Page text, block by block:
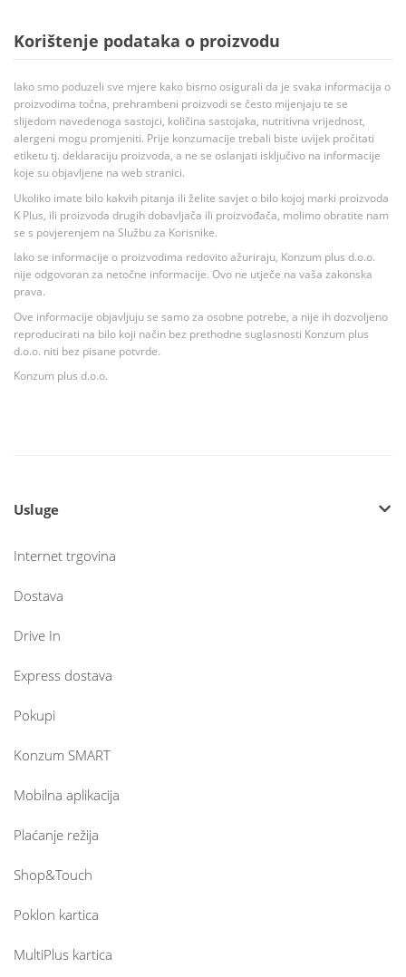
Korištenje podataka o proizvodu
Iako smo poduzeli sve mjere kako bismo osigurali da je svaka informacija o
proizvodima točna, prehrambeni proizvodi se često mijenjaju te se
slijedom navedenoga sastojci, količina sastojaka, nutritivna vrijednost,
alergeni mogu promjeniti. Prije konzumacije trebali biste uvijek pročitati
etiketu tj. deklaraciju proizvoda, a ne se oslanjati isključivo na informacije
koje su objavljene na web stranici.
Ukoliko imate bilo kakvih pitanja ili želite savjet o bilo kojoj marki proizvoda
K Plus, ili proizvoda drugih dobavljača ili proizvođača, molimo obratite nam
se s povjerenjem na Službu za Korisnike.
Iako se informacije o proizvodima redovito ažuriraju, Konzum plus d.o.o.
nije odgovoran za netočne informacije. Ovo ne utječe na vaša zakonska
prava.
Ove informacije objavljuju se samo za osobne potrebe, a nije ih dozvoljeno
reproducirati na bilo koji način bez prethodne suglasnosti Konzum plus
d.o.o. niti bez pisane potvrde.
Konzum plus d.o.o.
Usluge
Internet trgovina
Dostava
Drive In
Express dostava
Pokupi
Konzum SMART
Mobilna aplikacija
Plaćanje režija
Shop&Touch
Poklon kartica
MultiPlus kartica